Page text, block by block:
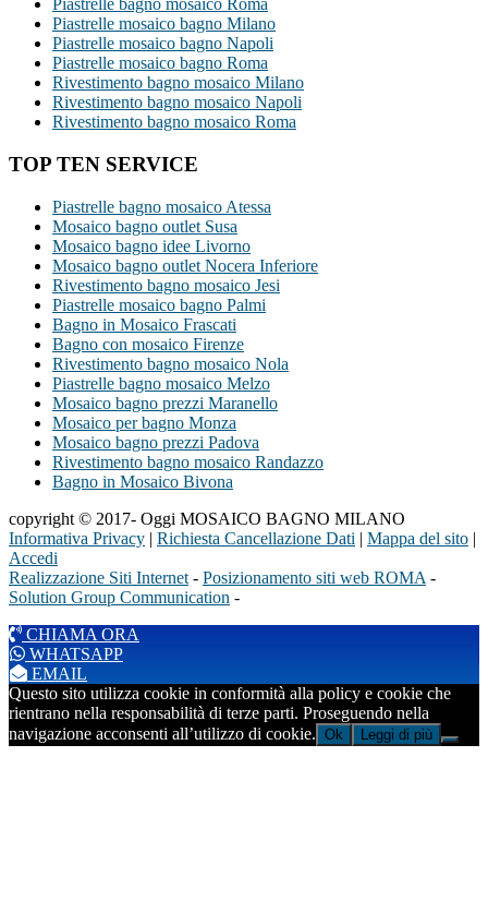
Piastrelle bagno mosaico Roma
Piastrelle mosaico bagno Milano
Piastrelle mosaico bagno Napoli
Piastrelle mosaico bagno Roma
Rivestimento bagno mosaico Milano
Rivestimento bagno mosaico Napoli
Rivestimento bagno mosaico Roma
TOP TEN SERVICE
Piastrelle bagno mosaico Atessa
Mosaico bagno outlet Susa
Mosaico bagno idee Livorno
Mosaico bagno outlet Nocera Inferiore
Rivestimento bagno mosaico Jesi
Piastrelle mosaico bagno Palmi
Bagno in Mosaico Frascati
Bagno con mosaico Firenze
Rivestimento bagno mosaico Nola
Piastrelle bagno mosaico Melzo
Mosaico bagno prezzi Maranello
Mosaico per bagno Monza
Mosaico bagno prezzi Padova
Rivestimento bagno mosaico Randazzo
Bagno in Mosaico Bivona
copyright © 2017- Oggi MOSAICO BAGNO MILANO
Informativa Privacy | Richiesta Cancellazione Dati | Mappa del sito |
Accedi
Realizzazione Siti Internet - Posizionamento siti web ROMA -
Solution Group Communication -
CHIAMA ORA
WHATSAPP
EMAIL
Questo sito utilizza cookie in conformità alla policy e cookie che
rientrano nella responsabilità di terze parti. Proseguendo nella
navigazione acconsenti all’utilizzo di cookie. Ok Leggi di più